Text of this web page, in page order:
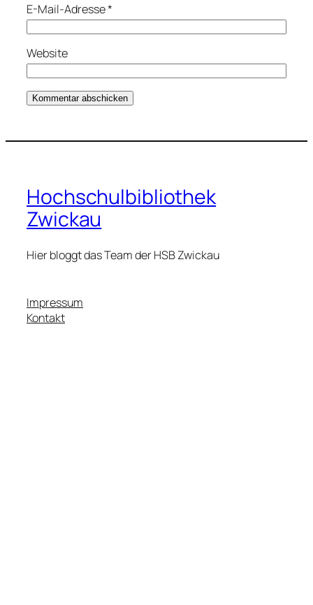
E-Mail-Adresse*
Website
Hochschulbibliothek
Zwickau
Hier bloggt das Team der HSB Zwickau
Impressum
Kontakt